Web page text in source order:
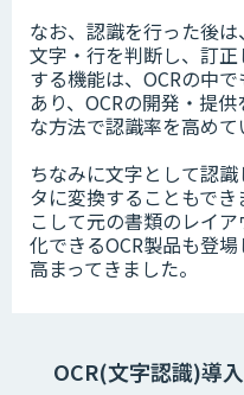
なお、認識を行った後
文字・行を判断し、訂
する機能は、OCRの中
あり、OCRの開発・提
な方法で認識率を高めて
ちなみに文字として認
タに変換することもで
こして元の書類のレイ
化できるOCR製品も登
高まってきました。
OCR(文字認識)導